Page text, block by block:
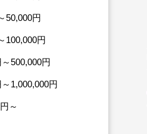
50,000円
100,000円
500,000円
1,000,000円
～